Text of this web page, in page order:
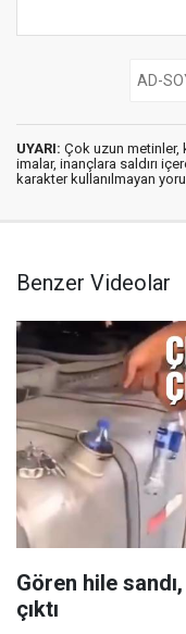
UYARI: Çok uzun metinler,
imalar, inançlara saldırı
karakter kullanılmayan
Benzer Videolar
Gören hile
çıktı